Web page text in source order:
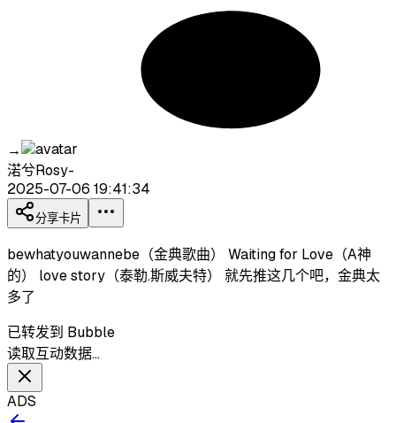
→
渃兮Rosy-
2025-07-06 19:41:34
分享卡片
bewhatyouwannebe（金典歌曲） Waiting for Love（A神
的） love story（泰勒.斯威夫特） 就先推这几个吧，金典太
多了
已转发到 Bubble
读取互动数据…
ADS